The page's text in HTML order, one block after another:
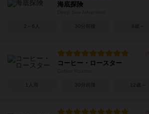
海底探険
2～6人 30分前後 8歳～
コーヒー・ロースター
1人用 30分前後 12歳～